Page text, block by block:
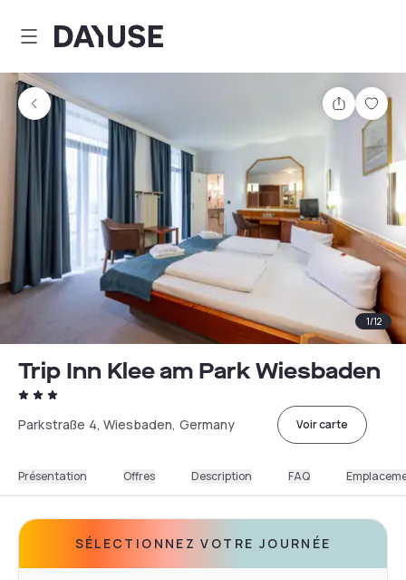
Dayuse
Partager
1/12
Trip Inn Klee am Park Wiesbaden
Parkstraße 4, Wiesbaden, Germany Voir carte
Présentation Offres Description FAQ
SÉLECTIONNEZ VOTRE JOURNÉE